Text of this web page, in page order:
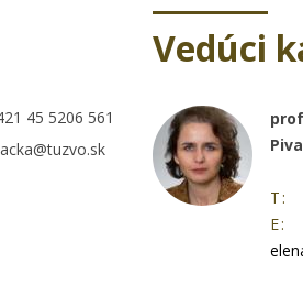
45 5206 561
Vedúci
T:
E: